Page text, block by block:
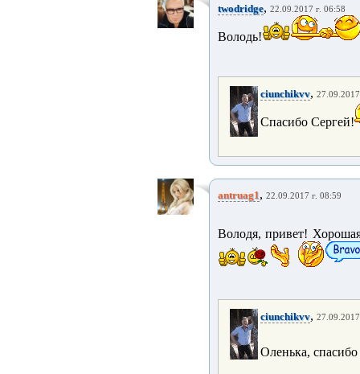
twodridge, 22.09.2017 г. 06:58
Володь!
ciunchikvv,
Спасибо Сергей!
antruag1, 22.09.2017 г. 08:59
Володя, привет!
ciunchikvv,
Оленька,